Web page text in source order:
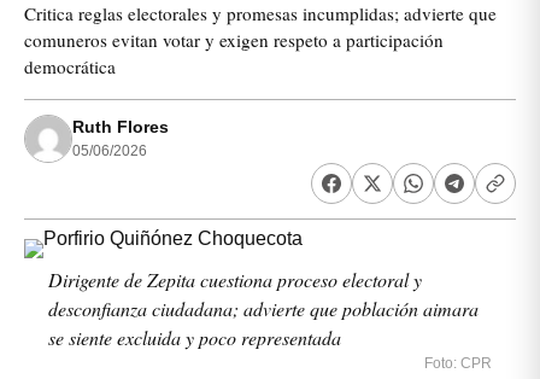
Critica reglas electorales y promesas incumplidas; advierte que
comuneros evitan votar y exigen respeto a participación
democrática
Ruth Flores
05/06/2026
Dirigente de Zepita cuestiona proceso electoral y
desconfianza ciudadana; advierte que población aimara
se siente excluida y poco representada
Foto: CPR